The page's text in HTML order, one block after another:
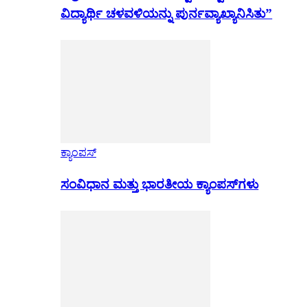
ವಿದ್ಯಾರ್ಥಿ ಚಳವಳಿಯನ್ನು ಪುರ್ನವ್ಯಾಖ್ಯಾನಿಸಿತು”
ಕ್ಯಾಂಪಸ್
ಸಂವಿಧಾನ ಮತ್ತು ಭಾರತೀಯ ಕ್ಯಾಂಪಸ್‌ಗಳು